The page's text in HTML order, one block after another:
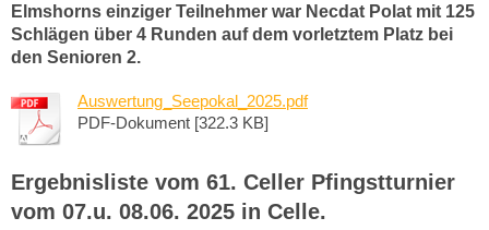
Elmshorns einziger Teilnehmer war Necdat Polat mit 125
Schlägen über 4 Runden auf dem vorletztem Platz bei
den Senioren 2.
Auswertung_Seepokal_2025.pdf
PDF-Dokument [322.3 KB]
Ergebnisliste vom 61. Celler Pfingstturnier
vom 07.u. 08.06. 2025 in Celle.